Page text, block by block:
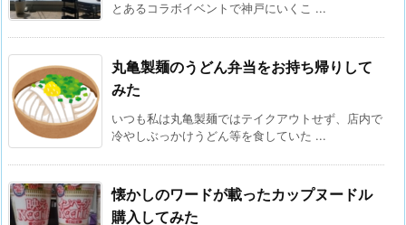
とあるコラボイベントで神戸にいくこ ...
丸亀製麺のうどん弁当をお持ち帰りして
みた
いつも私は丸亀製麺ではテイクアウトせず、店内で
冷やしぶっかけうどん等を食していた ...
懐かしのワードが載ったカップヌードル
購入してみた